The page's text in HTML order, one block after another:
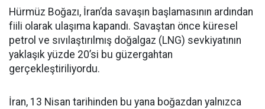
Hürmüz Boğazı, İran’da savaşın başlamasının ardından
fiili olarak ulaşıma kapandı. Savaştan önce küresel
petrol ve sıvılaştırılmış doğalgaz (LNG) sevkiyatının
yaklaşık yüzde 20’si bu güzergahtan
gerçekleştiriliyordu.
İran, 13 Nisan tarihinden bu yana boğazdan yalnızca